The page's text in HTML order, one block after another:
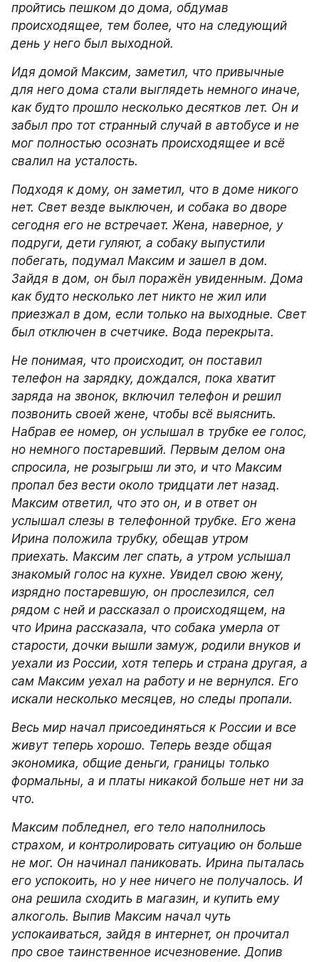
пройтись пешком до дома, обдумав
происходящее, тем более, что на следующий
день у него был выходной.
Идя домой Максим, заметил, что привычные
для него дома стали выглядеть немного иначе,
как будто прошло несколько десятков лет. Он и
забыл про тот странный случай в автобусе и не
мог полностью осознать происходящее и всё
свалил на усталость.
Подходя к дому, он заметил, что в доме никого
нет. Свет везде выключен, и собака во дворе
сегодня его не встречает. Жена, наверное, у
подруги, дети гуляют, а собаку выпустили
побегать, подумал Максим и зашел в дом.
Зайдя в дом, он был поражён увиденным. Дома
как будто несколько лет никто не жил или
приезжал в дом, если только на выходные. Свет
был отключен в счетчике. Вода перекрыта.
Не понимая, что происходит, он поставил
телефон на зарядку, дождался, пока хватит
заряда на звонок, включил телефон и решил
позвонить своей жене, чтобы всё выяснить.
Набрав ее номер, он услышал в трубке ее голос,
но немного постаревший. Первым делом она
спросила, не розыгрыш ли это, и что Максим
пропал без вести около тридцати лет назад.
Максим ответил, что это он, и в ответ он
услышал слезы в телефонной трубке. Его жена
Ирина положила трубку, обещав утром
приехать. Максим лег спать, а утром услышал
знакомый голос на кухне. Увидел свою жену,
изрядно постаревшую, он прослезился, сел
рядом с ней и рассказал о происходящем, на
что Ирина рассказала, что собака умерла от
старости, дочки вышли замуж, родили внуков и
уехали из России, хотя теперь и страна другая, а
сам Максим уехал на работу и не вернулся. Его
искали несколько месяцев, но следы пропали.
Весь мир начал присоединяться к России и все
живут теперь хорошо. Теперь везде общая
экономика, общие деньги, границы только
формальны, а и платы никакой больше нет ни за
что.
Максим побледнел, его тело наполнилось
страхом, и контролировать ситуацию он больше
не мог. Он начинал паниковать. Ирина пыталась
его успокоить, но у нее ничего не получалось. И
она решила сходить в магазин, и купить ему
алкоголь. Выпив Максим начал чуть
успокаиваться, зайдя в интернет, он прочитал
про свое таинственное исчезновение. Допив